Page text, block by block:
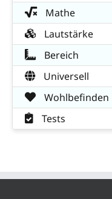
Mathe
Lautstärke
Bereich
Universell
Wohlbefinden
Tests